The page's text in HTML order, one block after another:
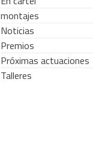
montajes
Noticias
Premios
Próximas actuaciones
Talleres